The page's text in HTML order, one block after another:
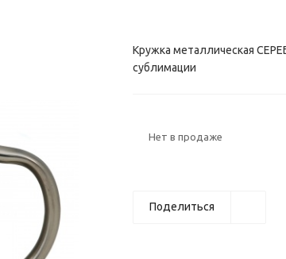
Кружка металлическая
сублимации
Нет в продаже
Поделиться